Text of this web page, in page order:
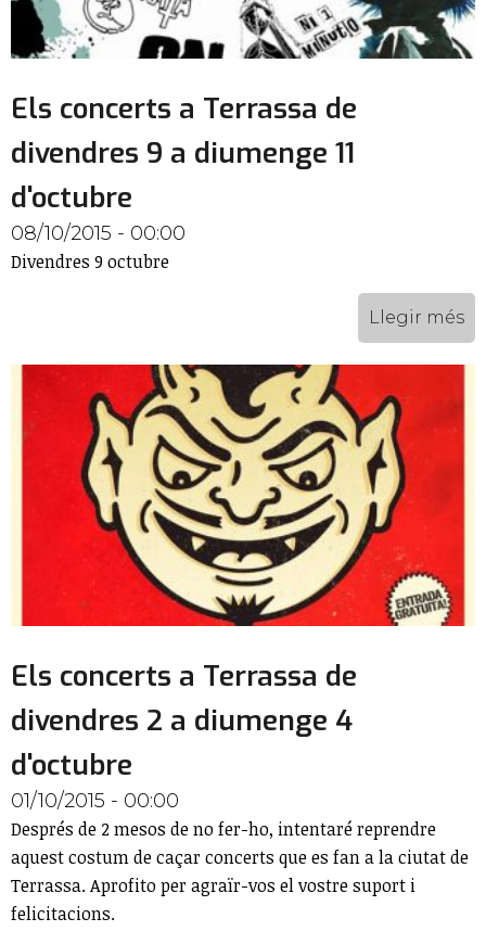
Els concerts a Terrassa de
divendres 9 a diumenge 11
d'octubre
08/10/2015 - 00:00
Divendres 9 octubre
Llegir més
Els concerts a Terrassa de
divendres 2 a diumenge 4
d'octubre
01/10/2015 - 00:00
Després de 2 mesos de no fer-ho, intentaré reprendre
aquest costum de caçar concerts que es fan a la ciutat de
Terrassa. Aprofito per agraïr-vos el vostre suport i
felicitacions.